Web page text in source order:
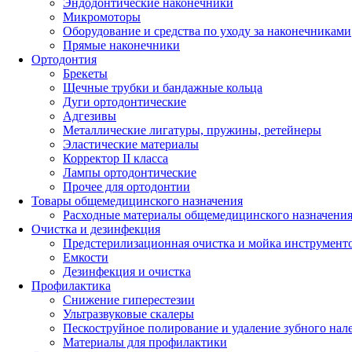
Микромоторы
Оборудование и средства по уходу за наконечниками
Прямые наконечники
Ортодонтия
Брекеты
Щечные трубки и бандажные кольца
Дуги ортодонтические
Адгезивы
Металлические лигатуры, пружины, ретейнеры
Эластические материалы
Корректор II класса
Лампы ортодонтические
Прочее для ортодонтии
Товары общемедицинского назначения
Расходные материалы общемедицинского назначения
Очистка и дезинфекция
Предстерилизационная очистка и мойка
Емкости
Дезинфекция и очистка
Профилактика
Снижение гиперестезии
Ультразвуковые скалеры
Пескоструйное полирование и удаление зубного
Материалы для профилактики